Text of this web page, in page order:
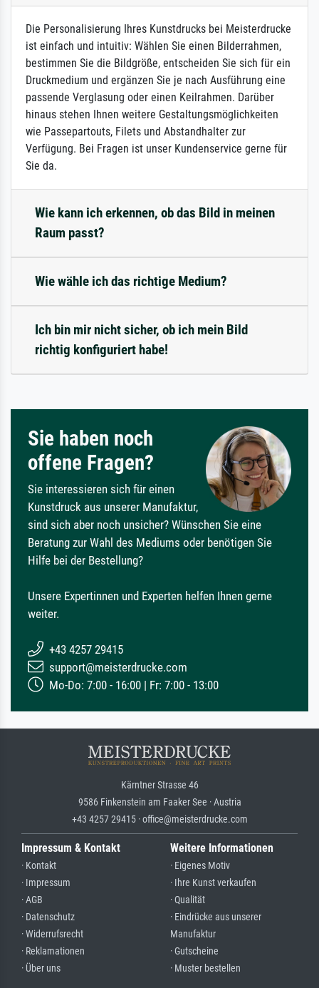
Die Personalisierung Ihres Kunstdrucks bei Meisterdrucke
ist einfach und intuitiv: Wählen Sie einen Bilderrahmen,
bestimmen Sie die Bildgröße, entscheiden Sie sich für ein
Druckmedium und ergänzen Sie je nach Ausführung eine
passende Verglasung oder einen Keilrahmen. Darüber
hinaus stehen Ihnen weitere Gestaltungsmöglichkeiten
wie Passepartouts, Filets und Abstandhalter zur
Verfügung. Bei Fragen ist unser Kundenservice gerne für
Sie da.
Wie kann ich erkennen, ob das Bild in meinen
Raum passt?
Wie wähle ich das richtige Medium?
Ich bin mir nicht sicher, ob ich mein Bild
richtig konfiguriert habe!
Sie haben noch
offene Fragen?
Sie interessieren sich für einen
Kunstdruck aus unserer Manufaktur,
sind sich aber noch unsicher? Wünschen Sie eine
Beratung zur Wahl des Mediums oder benötigen Sie
Hilfe bei der Bestellung?
Unsere Expertinnen und Experten helfen Ihnen gerne
weiter.
+43 4257 29415
support@meisterdrucke.com
Mo-Do: 7:00 - 16:00 | Fr: 7:00 - 13:00
Kärntner Strasse 46
9586 Finkenstein am Faaker See · Austria
+43 4257 29415 · office@meisterdrucke.com
Impressum & Kontakt
· Kontakt
· Impressum
· AGB
· Datenschutz
· Widerrufsrecht
· Reklamationen
· Über uns
Weitere Informationen
· Eigenes Motiv
· Ihre Kunst verkaufen
· Qualität
· Eindrücke aus unserer
Manufaktur
· Gutscheine
· Muster bestellen